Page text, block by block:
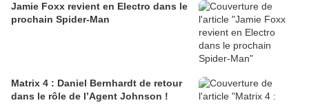
Jamie Foxx revient en Electro dans le
prochain Spider-Man
Matrix 4 : Daniel Bernhardt de retour
dans le rôle de l’Agent Johnson !